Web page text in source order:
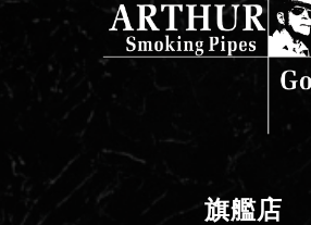
旗艦店